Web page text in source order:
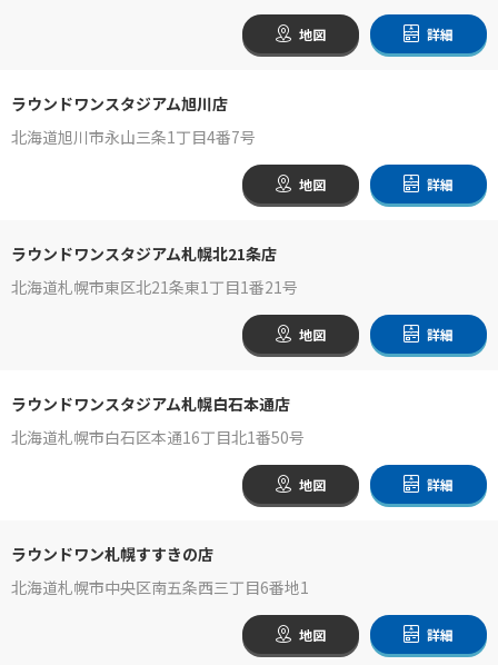
地図 詳細
ラウンドワンスタジアム旭川店
北海道旭川市永山三条1丁目4番7号
地図 詳細
ラウンドワンスタジアム札幌北21条店
北海道札幌市東区北21条東1丁目1番21号
地図 詳細
ラウンドワンスタジアム札幌白石本通店
北海道札幌市白石区本通16丁目北1番50号
地図 詳細
ラウンドワン札幌すすきの店
北海道札幌市中央区南五条西三丁目6番地1
地図 詳細